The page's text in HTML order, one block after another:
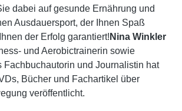
dabei auf gesunde Ernährung und
Ausdauersport, der Ihnen Spaß
der Erfolg garantiert! Nina Winkler
und Aerobictrainerin sowie
Fachbuchautorin und Journalistin hat
Bücher und Fachartikel über
veröffentlicht.